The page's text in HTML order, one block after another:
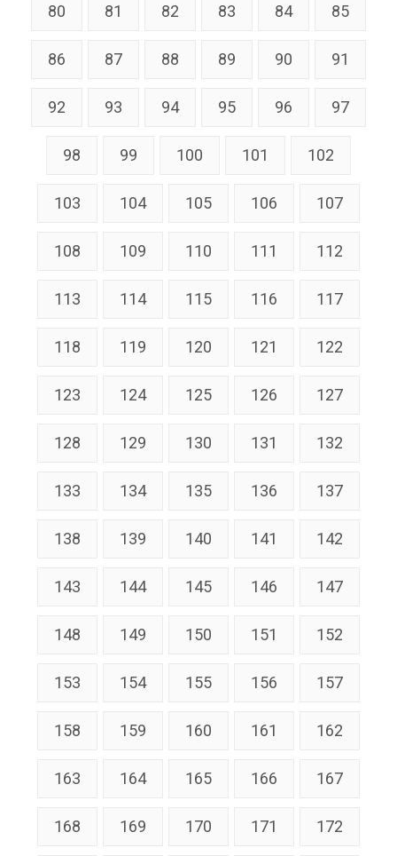
80 81 82 83 84 85
86 87 88 89 90 91
92 93 94 95 96 97
98 99 100 101 102
103 104 105 106 107
108 109 110 111 112
113 114 115 116 117
118 119 120 121 122
123 124 125 126 127
128 129 130 131 132
133 134 135 136 137
138 139 140 141 142
143 144 145 146 147
148 149 150 151 152
153 154 155 156 157
158 159 160 161 162
163 164 165 166 167
168 169 170 171 172